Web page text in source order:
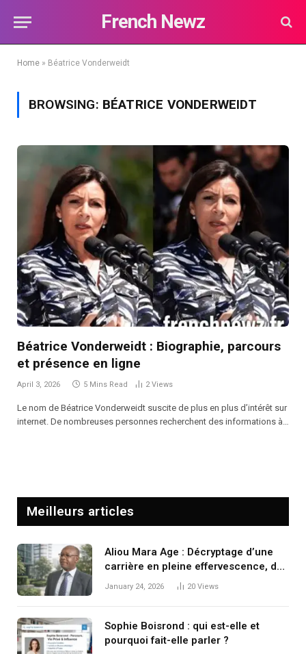
French Newz
Home » Béatrice Vonderweidt
BROWSING: BÉATRICE VONDERWEIDT
Béatrice Vonderweidt : Biographie, parcours
et présence en ligne
April 3, 2026 5 Mins Read 2Views
Le nom de Béatrice Vonderweidt suscite de plus en plus d’intérêt sur
internet. De nombreuses personnes recherchent des informations à…
Meilleurs articles
Aliou Mara Age : Décryptage d’une
carrière en pleine effervescence, de
ses débuts à l’âge actuel
January 24, 2026 20 Views
Sophie Boisrond : qui est-elle et
pourquoi fait-elle parler ?